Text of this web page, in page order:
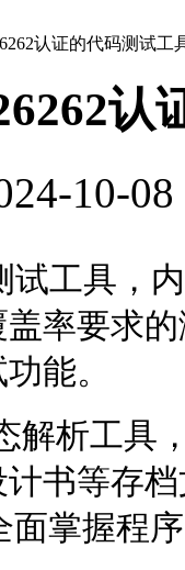
认证的代码测试工
认
10-
试工具，
率要求
能。
解析工具
书等存
面掌握程